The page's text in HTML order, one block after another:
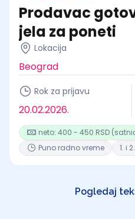
Prodavac
jela za poneti
Lokacija
Beograd
Rok za prijavu
20.02.2026.
neto: 400 - 450 RSD
Puno radno vreme
1. i
Pogledaj